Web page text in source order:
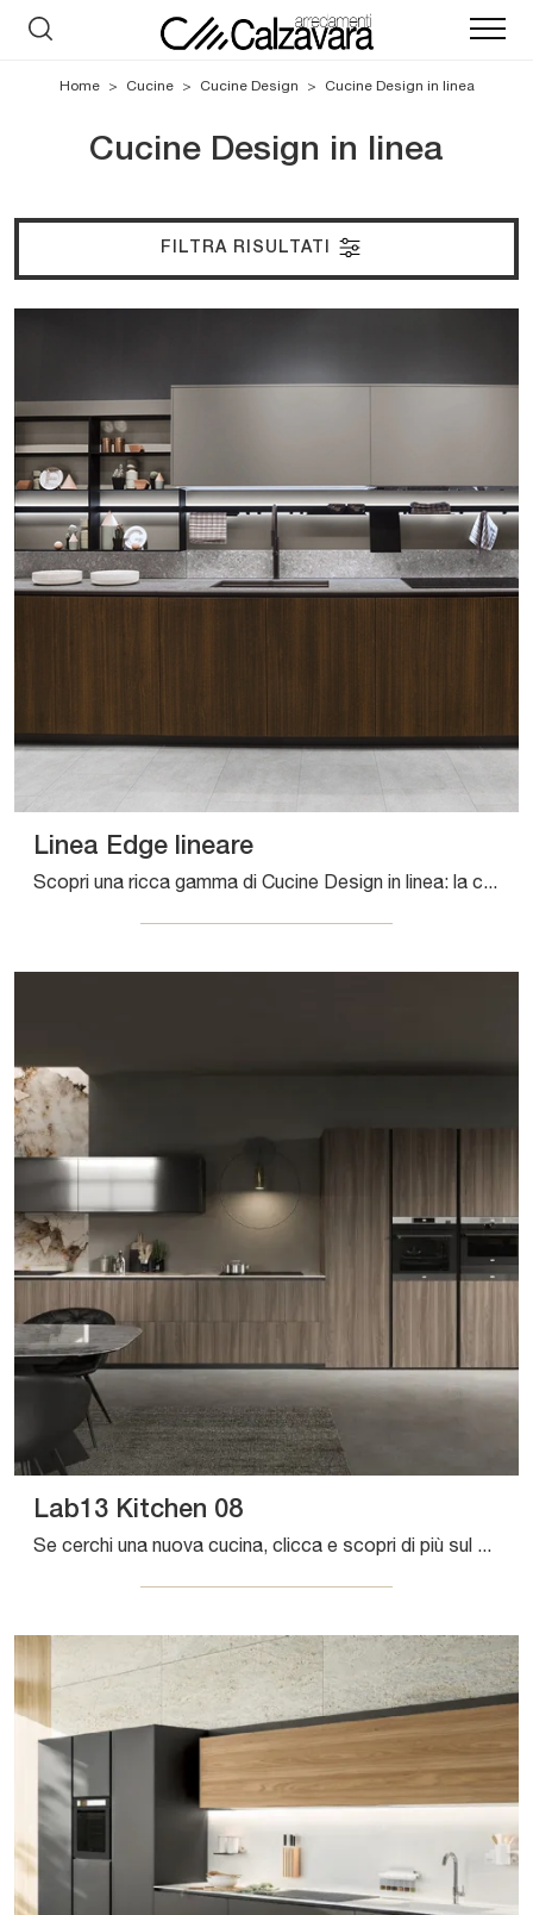
Home > Cucine > Cucine Design > Cucine Design in linea
Cucine Design in linea
FILTRA RISULTATI
Linea Edge lineare
Scopri una ricca gamma di Cucine Design in linea: la cucina Linea Edge lineare Composit è oggi disponibile in laminato!
Lab13 Kitchen 08
Se cerchi una nuova cucina, clicca e scopri di più sul modello Lab13 Kitchen 08 Aran.